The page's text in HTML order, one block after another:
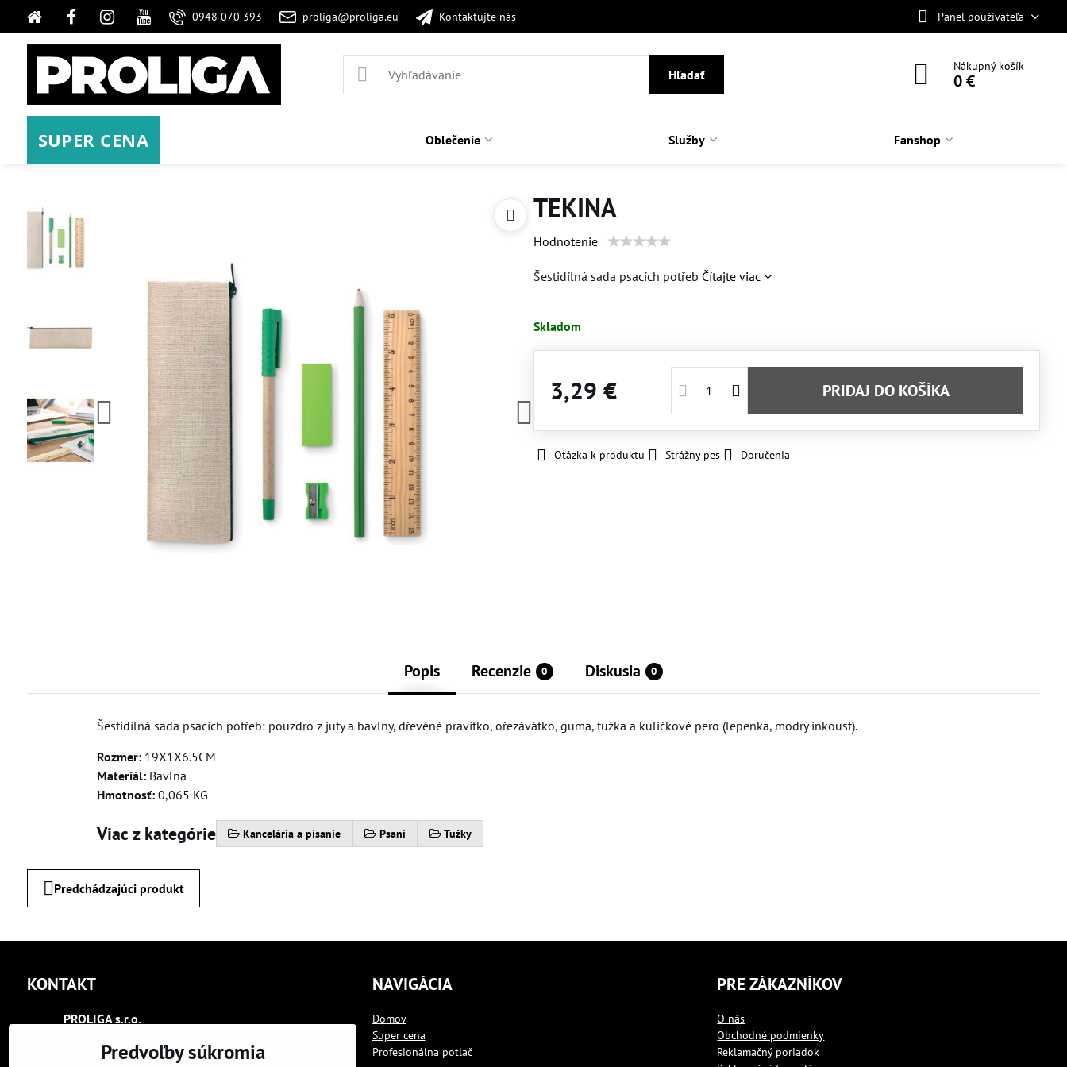
0948 070 393 proliga@proliga.eu Kontaktujte nás Panel používateľa
Hľadať
Nákupný košík
0 €
SUPER CENA Oblečenie Služby Fanshop
TEKINA
Hodnotenie
Šestidílná sada psacích potřeb Čítajte viac
Skladom
3,29 € PRIDAJ DO KOŠÍKA
Otázka k produktu Strážny pes Doručenia
Popis Recenzie 0 Diskusia 0
Šestidílná sada psacích potřeb: pouzdro z juty a bavlny, dřevěné pravítko, ořezávátko, guma, tužka a kuličkové pero (lepenka, modrý inkoust).
Rozmer:19X1X6.5CM
Materiál:Bavlna
Hmotnosť:0,065 KG
Viac z kategórie Kancelária a písanie Psaní Tužky
Predchádzajúci produkt
KONTAKT
PROLIGA s​.r​.o​.
Kasárenská 2404
NAVIGÁCIA
Domov
Super cena
Profesionálna potlač
PRE ZÁKAZNÍKOV
O nás
Obchodné podmienky
Reklamačný poriadok
Predvoľby súkromia